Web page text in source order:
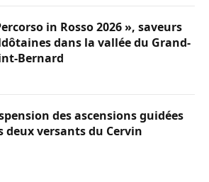
in Rosso 2026 », saveurs
dans la vallée du Grand-
Bernard
des ascensions guidées
deux versants du Cervin